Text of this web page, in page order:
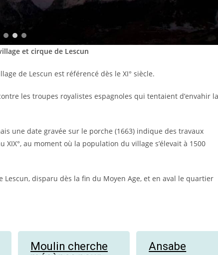
et cirque de Lescun
de Lescun est référencé dès le XI° siècle.
les troupes royalistes espagnoles qui tentaient d’envahir la
une date gravée sur le porche (1663) indique des travaux
au moment où la population du village s’élevait à 1500
Lescun, disparu dès la fin du Moyen Age, et en aval le quartier
Moulin cherche
Ansabe